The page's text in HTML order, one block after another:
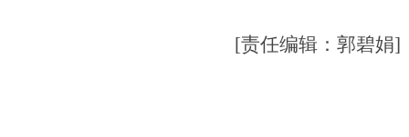
[责任编辑：郭碧娟]